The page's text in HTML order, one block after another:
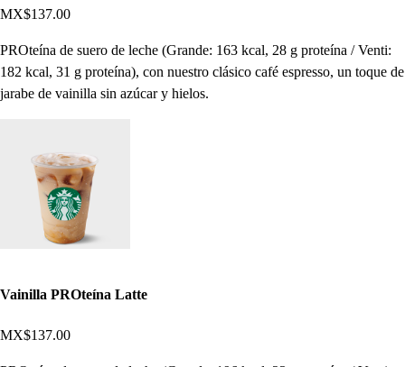
MX$137.00
PROteína de suero de leche (Grande: 163 kcal, 28 g proteína / Venti:
182 kcal, 31 g proteína), con nuestro clásico café espresso, un toque de
jarabe de vainilla sin azúcar y hielos.
Vainilla PROteína Latte
MX$137.00